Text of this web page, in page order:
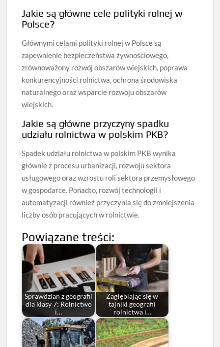
Jakie są główne cele polityki rolnej w
Polsce?
Głównymi celami polityki rolnej w Polsce są
zapewnienie bezpieczeństwa żywnościowego,
zrównoważony rozwój obszarów wiejskich, poprawa
konkurencyjności rolnictwa, ochrona środowiska
naturalnego oraz wsparcie rozwoju obszarów
wiejskich.
Jakie są główne przyczyny spadku
udziału rolnictwa w polskim PKB?
Spadek udziału rolnictwa w polskim PKB wynika
głównie z procesu urbanizacji, rozwoju sektora
usługowego oraz wzrostu roli sektora przemysłowego
w gospodarce. Ponadto, rozwój technologii i
automatyzacji również przyczynia się do zmniejszenia
liczby osób pracujących w rolnictwie.
Powiązane treści:
Sprawdzian z geografii
dla klasy 7: Rolnictwo
i…
Zagłębiając się w
tajniki geografii
rolnictwa i…